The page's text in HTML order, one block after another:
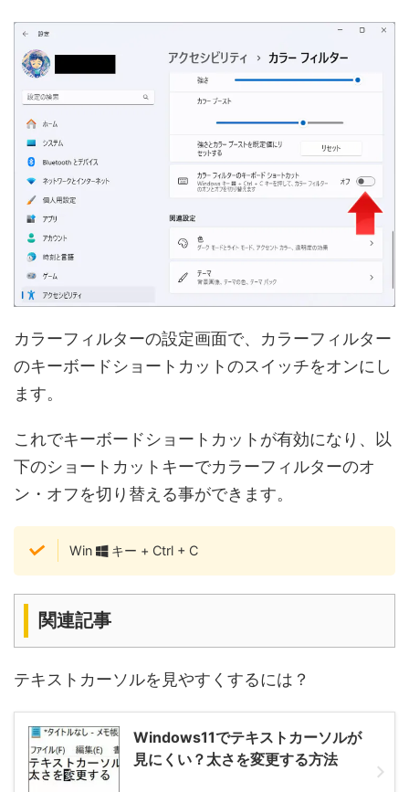
カラーフィルターの設定画面で、カラーフィルター
のキーボードショートカットのスイッチをオンにし
ます。
これでキーボードショートカットが有効になり、以
下のショートカットキーでカラーフィルターのオ
ン・オフを切り替える事ができます。
Win キー + Ctrl + C
関連記事
テキストカーソルを見やすくするには？
Windows11でテキストカーソルが
見にくい？太さを変更する方法